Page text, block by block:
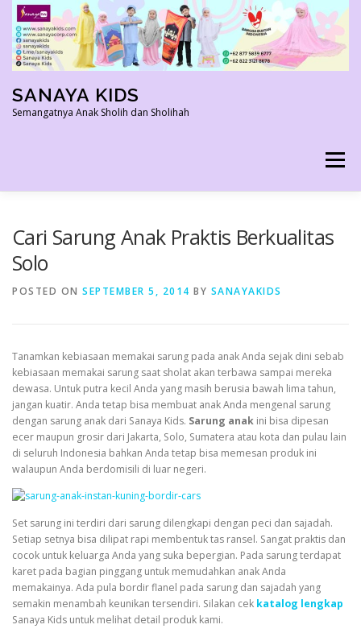
Skip
content
SANAYA KIDS
Semangatnya Anak Sholih dan Sholihah
Menu
Cari Sarung Anak Praktis Berkualitas
Solo
POSTED ON SEPTEMBER 5, 2014 BY SANAYAKIDS
Tanamkan kebiasaan memakai sarung pada anak Anda sejak dini sebab
kebiasaan memakai sarung saat sholat akan terbawa sampai mereka
dewasa. Untuk putra kecil Anda yang masih berusia bawah lima tahun,
jangan kuatir. Anda tetap bisa membuat anak Anda mengenal sarung
dengan sarung anak dari Sanaya Kids. Sarung anak ini bisa dipesan
ecer maupun grosir dari Jakarta, Solo, Sumatera atau kota dan pulau lain
di seluruh Indonesia bahkan Anda tetap bisa memesan produk ini
walaupun Anda berdomisili di luar negeri.
Set sarung ini terdiri dari sarung dilengkapi dengan peci dan sajadah.
Setiap setnya bisa dilipat rapi membentuk tas ransel. Sangat praktis dan
cocok untuk keluarga Anda yang suka bepergian. Pada sarung terdapat
karet pada bagian pinggang untuk memudahkan anak Anda
memakainya. Ada pula bordir flanel pada sarung dan sajadah yang
semakin menambah keunikan tersendiri. Silakan cek katalog lengkap
Sanaya Kids untuk melihat detail produk kami.